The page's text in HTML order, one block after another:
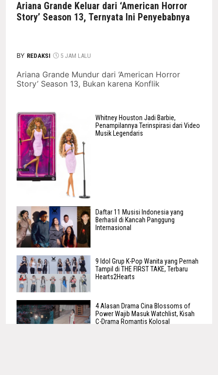
Ariana Grande Keluar dari ‘American Horror
Story’ Season 13, Ternyata Ini Penyebabnya
BY REDAKSI 5 JAM LALU
Ariana Grande Mundur dari ‘American Horror
Story’ Season 13, Bukan karena Konflik
Whitney Houston Jadi Barbie,
Penampilannya Terinspirasi dari Video
Musik Legendaris
Daftar 11 Musisi Indonesia yang
Berhasil di Kancah Panggung
Internasional
9 Idol Grup K-Pop Wanita yang Pernah
Tampil di THE FIRST TAKE, Terbaru
Hearts2Hearts
4 Alasan Drama Cina Blossoms of
Power Wajib Masuk Watchlist, Kisah
C-Drama Romantis Kolosal